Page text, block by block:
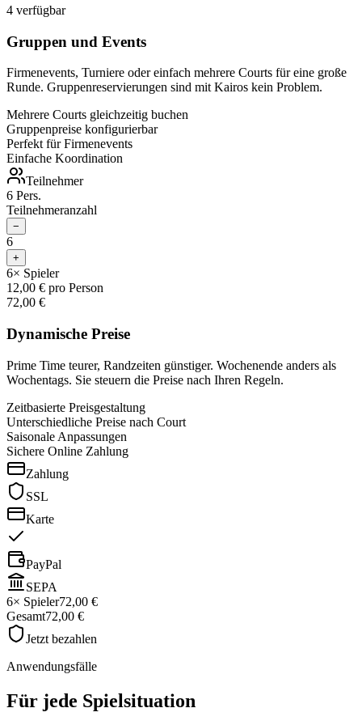
4 verfügbar
Gruppen und Events
Firmenevents, Turniere oder einfach mehrere Courts für eine große
Runde. Gruppenreservierungen sind mit Kairos kein Problem.
Mehrere Courts gleichzeitig buchen
Gruppenpreise konfigurierbar
Perfekt für Firmenevents
Einfache Koordination
Teilnehmer
6 Pers.
Teilnehmeranzahl
−
6
+
6× Spieler
12,00 € pro Person
72,00 €
Dynamische Preise
Prime Time teurer, Randzeiten günstiger. Wochenende anders als
Wochentags. Sie steuern die Preise nach Ihren Regeln.
Zeitbasierte Preisgestaltung
Unterschiedliche Preise nach Court
Saisonale Anpassungen
Sichere Online Zahlung
Zahlung
SSL
Karte
PayPal
SEPA
6× Spieler72,00 €
Gesamt72,00 €
Jetzt bezahlen
Anwendungsfälle
Für jede Spielsituation